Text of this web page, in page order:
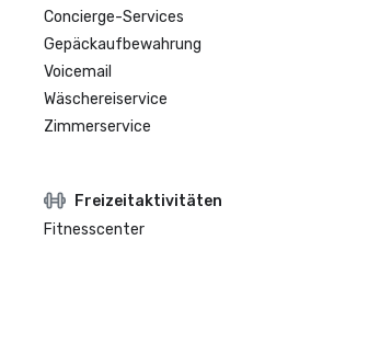
Concierge-Services
Gepäckaufbewahrung
Voicemail
Wäschereiservice
Zimmerservice
Freizeitaktivitäten
Fitnesscenter